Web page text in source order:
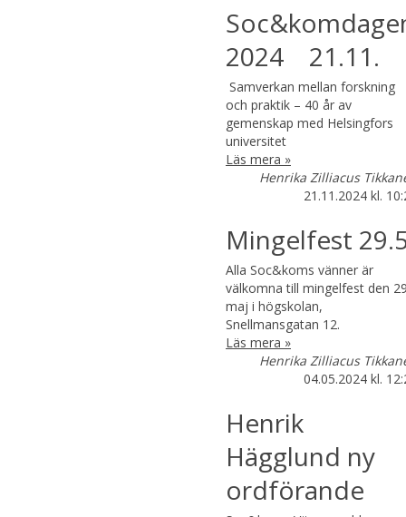
2024 21.11.
Samverkan mellan forskning
och praktik – 40 år av
gemenskap med Helsingfors
universitet
Läs mera »
Henrika Zilliacus
21.11.2024 kl.
Mingelfest
Alla Soc&koms vänner är
välkomna till mingelfest den 29
maj i högskolan,
Snellmansgatan 12.
Läs mera »
Henrika Zilliacus
04.05.2024 kl.
Henrik
Hägglund ny
ordförande